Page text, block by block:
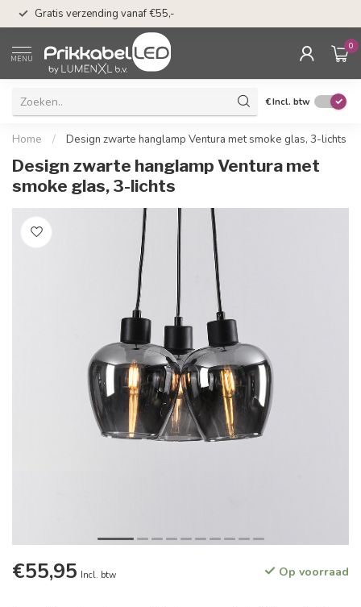
Gratis verzending vanaf €55,-
MENU
0
€Incl. btw
Home / Design zwarte hanglamp Ventura met smoke glas, 3-lichts
Design zwarte hanglamp Ventura met
smoke glas, 3-lichts
€55,95 Incl. btw Op voorraad